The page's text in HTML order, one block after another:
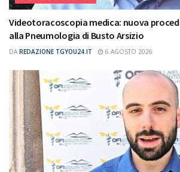
Videotoracoscopia medica: nuova
alla Pneumologia di Busto Arsizio
DA REDAZIONE TGYOU24.IT 6 AGOSTO 2026